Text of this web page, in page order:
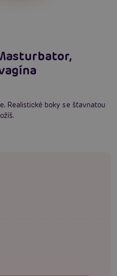
Realistické boky se šťavnatou